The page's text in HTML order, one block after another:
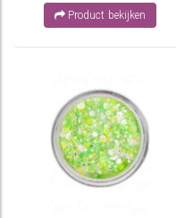
Product bekijken